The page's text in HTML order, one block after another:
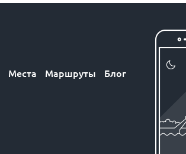
Места Маршруты
Блог